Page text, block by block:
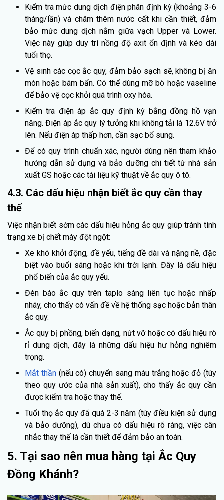
Kiểm tra mức dung dịch điện phân định kỳ (khoảng 3-6
tháng/lần) và châm thêm nước cất khi cần thiết, đảm
bảo mức dung dịch nằm giữa vạch Upper và Lower.
Việc này giúp duy trì nồng độ axit ổn định và kéo dài
tuổi thọ.
Vệ sinh các cọc ắc quy, đảm bảo sạch sẽ, không bị ăn
mòn hoặc bám bẩn. Có thể dùng mỡ bò hoặc vaseline
để bảo vệ cọc khỏi quá trình oxy hóa.
Kiểm tra điện áp ắc quy định kỳ bằng đồng hồ vạn
năng. Điện áp ắc quy lý tưởng khi không tải là 12.6V trở
lên. Nếu điện áp thấp hơn, cần sạc bổ sung.
Để có quy trình chuẩn xác, người dùng nên tham khảo
hướng dẫn sử dụng và bảo dưỡng chi tiết từ nhà sản
xuất GS hoặc các tài liệu kỹ thuật về ắc quy ô tô.
4.3. Các dấu hiệu nhận biết ắc quy cần thay
thế
Việc nhận biết sớm các dấu hiệu hỏng ắc quy giúp tránh tình
trạng xe bị chết máy đột ngột:
Xe khó khởi động, đề yếu, tiếng đề dài và nặng nề, đặc
biệt vào buổi sáng hoặc khi trời lạnh. Đây là dấu hiệu
phổ biến của ắc quy yếu.
Đèn báo ắc quy trên taplo sáng liên tục hoặc nhấp
nháy, cho thấy có vấn đề về hệ thống sạc hoặc bản thân
ắc quy.
Ắc quy bị phồng, biến dạng, nứt vỡ hoặc có dấu hiệu rò
rỉ dung dịch, đây là những dấu hiệu hư hỏng nghiêm
trọng.
Mắt thần(nếu có) chuyển sang màu trắng hoặc đỏ (tùy
theo quy ước của nhà sản xuất), cho thấy ắc quy cần
được kiểm tra hoặc thay thế.
Tuổi thọ ắc quy đã quá 2-3 năm (tùy điều kiện sử dụng
và bảo dưỡng), dù chưa có dấu hiệu rõ ràng, việc cân
nhắc thay thế là cần thiết để đảm bảo an toàn.
5. Tại sao nên mua hàng tại Ắc Quy
Đồng Khánh?